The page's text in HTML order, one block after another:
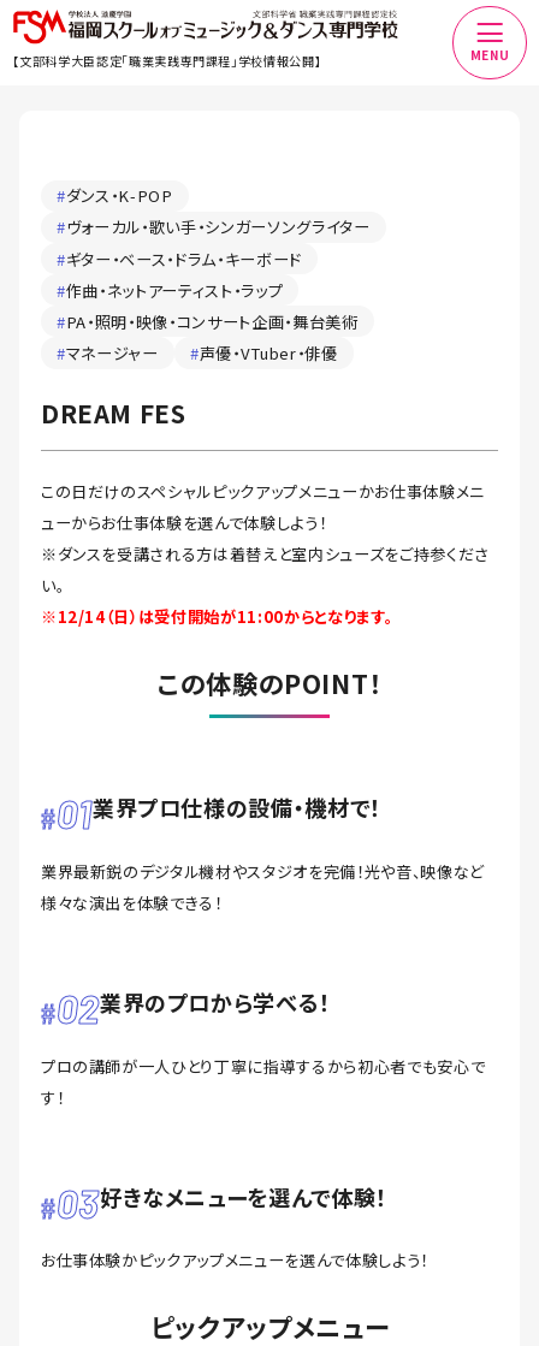
【文部科学大臣認定「職業実践専門課程」学校情報公開】 MENU
#ダンス・K-POP
#ヴォーカル・歌い手・シンガーソングライター
#ギター・ベース・ドラム・キーボード
#作曲・ネットアーティスト・ラップ
#PA・照明・映像・コンサート企画・舞台美術
#マネージャー #声優・VTuber・俳優
DREAM FES
この日だけのスペシャルピックアップメニューかお仕事体験メニ
ューからお仕事体験を選んで体験しよう！
※ダンスを受講される方は着替えと室内シューズをご持参くださ
い。
※12/14（日）は受付開始が11:00からとなります。
この体験のPOINT！
01業界プロ仕様の設備・機材で！
業界最新鋭のデジタル機材やスタジオを完備！光や音、映像など
様々な演出を体験できる！
02業界のプロから学べる！
プロの講師が一人ひとり丁寧に指導するから初心者でも安心で
す！
03好きなメニューを選んで体験！
お仕事体験かピックアップメニューを選んで体験しよう！
ピックアップメニュー